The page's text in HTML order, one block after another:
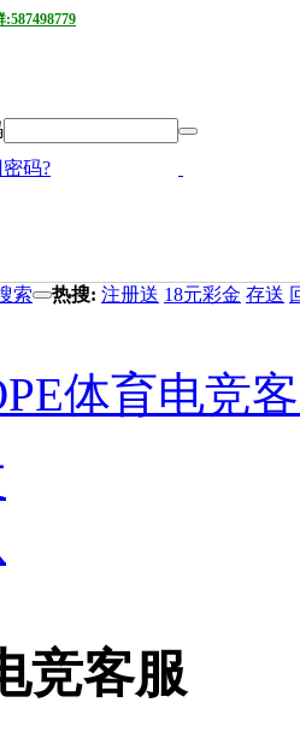
码?
索 热搜: 注册送 18元彩金 存送
体育电竞
竞客服